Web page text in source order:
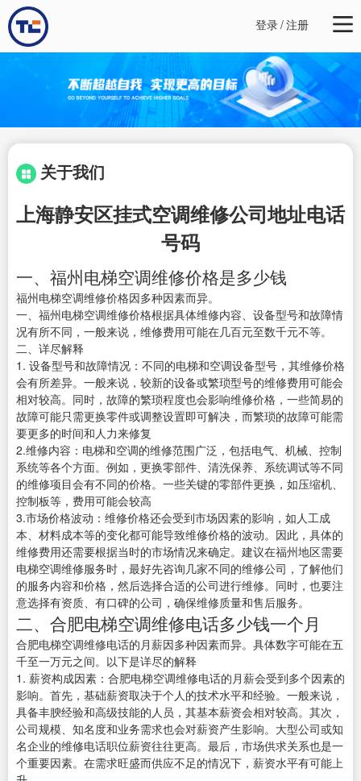
登录/注册
关于我们
上海静安区挂式空调维修公司地址电话
号码
一、福州电梯空调维修价格是多少钱
福州电梯空调维修价格因多种因素而异。
一、福州电梯空调维修价格根据具体维修内容、设备型号和故障情
况有所不同，一般来说，维修费用可能在几百元至数千元不等。
二、详尽解释
1. 设备型号和故障情况：不同的电梯和空调设备型号，其维修价格
会有所差异。一般来说，较新的设备或繁琐型号的维修费用可能会
相对较高。同时，故障的繁琐程度也会影响维修价格，一些简易的
故障可能只需更换零件或调整设置即可解决，而繁琐的故障可能需
要更多的时间和人力来修复
2.维修内容：电梯和空调的维修范围广泛，包括电气、机械、控制
系统等各个方面。例如，更换零部件、清洗保养、系统调试等不同
的维修项目会有不同的价格。一些关键的零部件更换，如压缩机、
控制板等，费用可能会较高
3.市场价格波动：维修价格还会受到市场因素的影响，如人工成
本、材料成本等的变化都可能导致维修价格的波动。因此，具体的
维修费用还需要根据当时的市场情况来确定。建议在福州地区需要
电梯空调维修服务时，最好先咨询几家不同的维修公司，了解他们
的服务内容和价格，然后选择合适的公司进行维修。同时，也要注
意选择有资质、有口碑的公司，确保维修质量和售后服务。
二、合肥电梯空调维修电话多少钱一个月
合肥电梯空调维修电话的月薪因多种因素而异。具体数字可能在五
千至一万元之间。以下是详尽的解释
1. 薪资构成因素：合肥电梯空调维修电话的月薪会受到多个因素的
影响。首先，基础薪资取决于个人的技术水平和经验。一般来说，
具备丰腴经验和高级技能的人员，其基本薪资会相对较高。其次，
公司规模、知名度和业务需求也会对薪资产生影响。大型公司或知
名企业的维修电话职位薪资往往更高。最后，市场供求关系也是一
个重要因素。在需求旺盛而供应不足的情况下，薪资水平有可能上